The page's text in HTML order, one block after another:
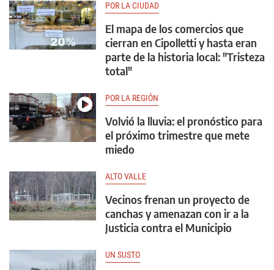
POR LA CIUDAD
El mapa de los comercios que
cierran en Cipolletti y hasta eran
parte de la historia local: "Tristeza
total"
POR LA REGIÓN
Volvió la lluvia: el pronóstico para
el próximo trimestre que mete
miedo
ALTO VALLE
Vecinos frenan un proyecto de
canchas y amenazan con ir a la
Justicia contra el Municipio
UN SUSTO